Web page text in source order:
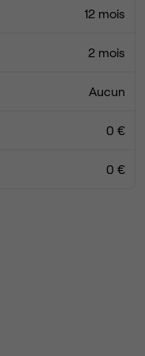
consultants,
courtiers, cabinets
family offices,
libérales
12 mois
2 mois
Aucun
0 €
0 €